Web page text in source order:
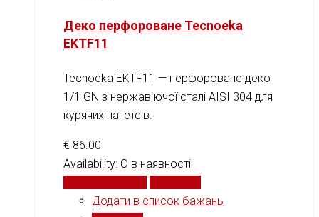
Деко перфороване Tecnoeka
EKTF11
Tecnoeka EKTF11 — перфороване деко
1/1 GN з нержавіючої сталі AISI 304 для
курячих нагетсів.
€ 86.00
Availability: Є в наявності
Додати в список бажань